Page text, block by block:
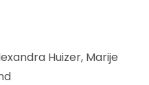
Huizer, Marije